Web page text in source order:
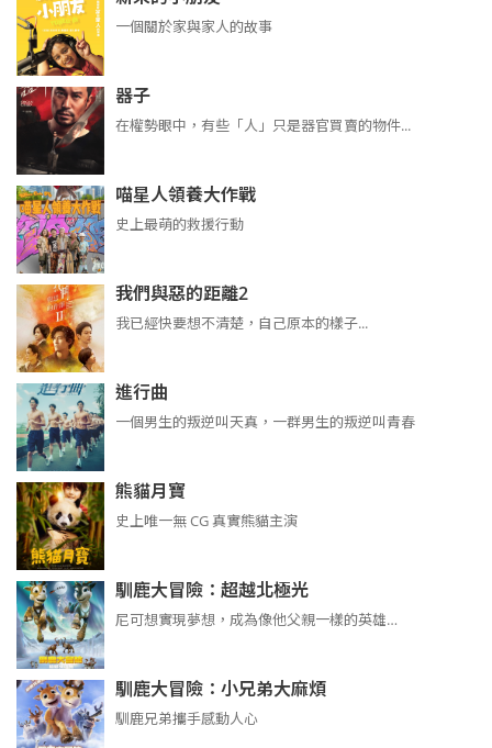
一個關於家與家人的故事
器子
在權勢眼中，有些「人」只是器官買賣的物件...
喵星人領養大作戰
史上最萌的救援行動
我們與惡的距離2
我已經快要想不清楚，自己原本的樣子...
進行曲
​​​一個男生的叛逆叫天真，一群男生的叛逆叫青春
熊貓月寶
史上唯一無 CG 真實熊貓主演
馴鹿大冒險：超越北極光
尼可想實現夢想，成為像他父親一樣的英雄…
馴鹿大冒險：小兄弟大麻煩
馴鹿兄弟攜手感動人心